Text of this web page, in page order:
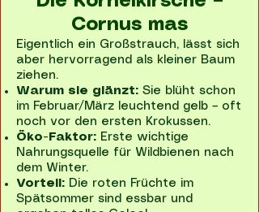
Cornus mas
Eigentlich ein Großstrauch, lässt sich
aber hervorragend als kleiner Baum
ziehen.
Warum sie glänzt: Sie blüht schon
im Februar/März leuchtend gelb – oft
noch vor den ersten Krokussen.
Öko-Faktor: Erste wichtige
Nahrungsquelle für Wildbienen nach
dem Winter.
Vorteil: Die roten Früchte im
Spätsommer sind essbar und